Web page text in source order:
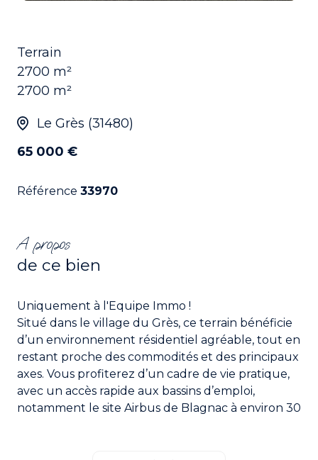
Terrain
2700 m²
2700 m²
Le Grès (31480)
65 000 €
Référence 33970
A propos
de ce bien
Uniquement à l'Equipe Immo !
Situé dans le village du Grès, ce terrain bénéficie
d’un environnement résidentiel agréable, tout en
restant proche des commodités et des principaux
axes. Vous profiterez d’un cadre de vie pratique,
avec un accès rapide aux bassins d’emploi,
notamment le site Airbus de Blagnac à environ 30